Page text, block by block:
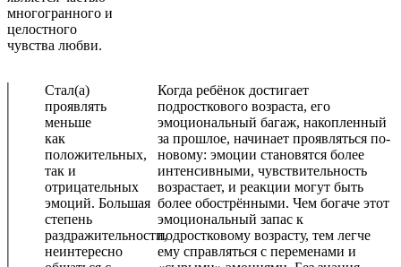
многогранного и
целостного
чувства любви.
Стал(а)
проявлять
меньше
как
положительных,
так и
отрицательных
эмоций. Большая
степень
раздражительности,
неинтересно
Когда ребёнок достигает
подросткового возраста, его
эмоциональный багаж, накопленный
за прошлое, начинает проявляться по-
новому: эмоции становятся более
интенсивными, чувствительность
возрастает, и реакции могут быть
более обострёнными. Чем богаче этот
эмоциональный запас к
подростковому возрасту, тем легче
ему справляться с переменами и